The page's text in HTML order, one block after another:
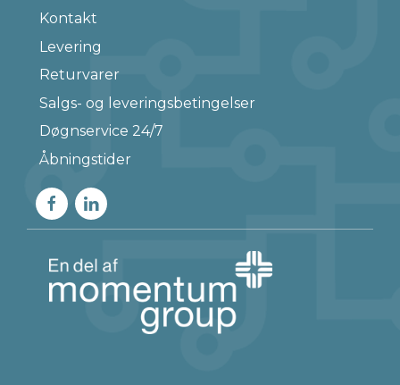
Kontakt
Levering
Returvarer
Salgs- og leveringsbetingelser
Døgnservice 24/7
Åbningstider